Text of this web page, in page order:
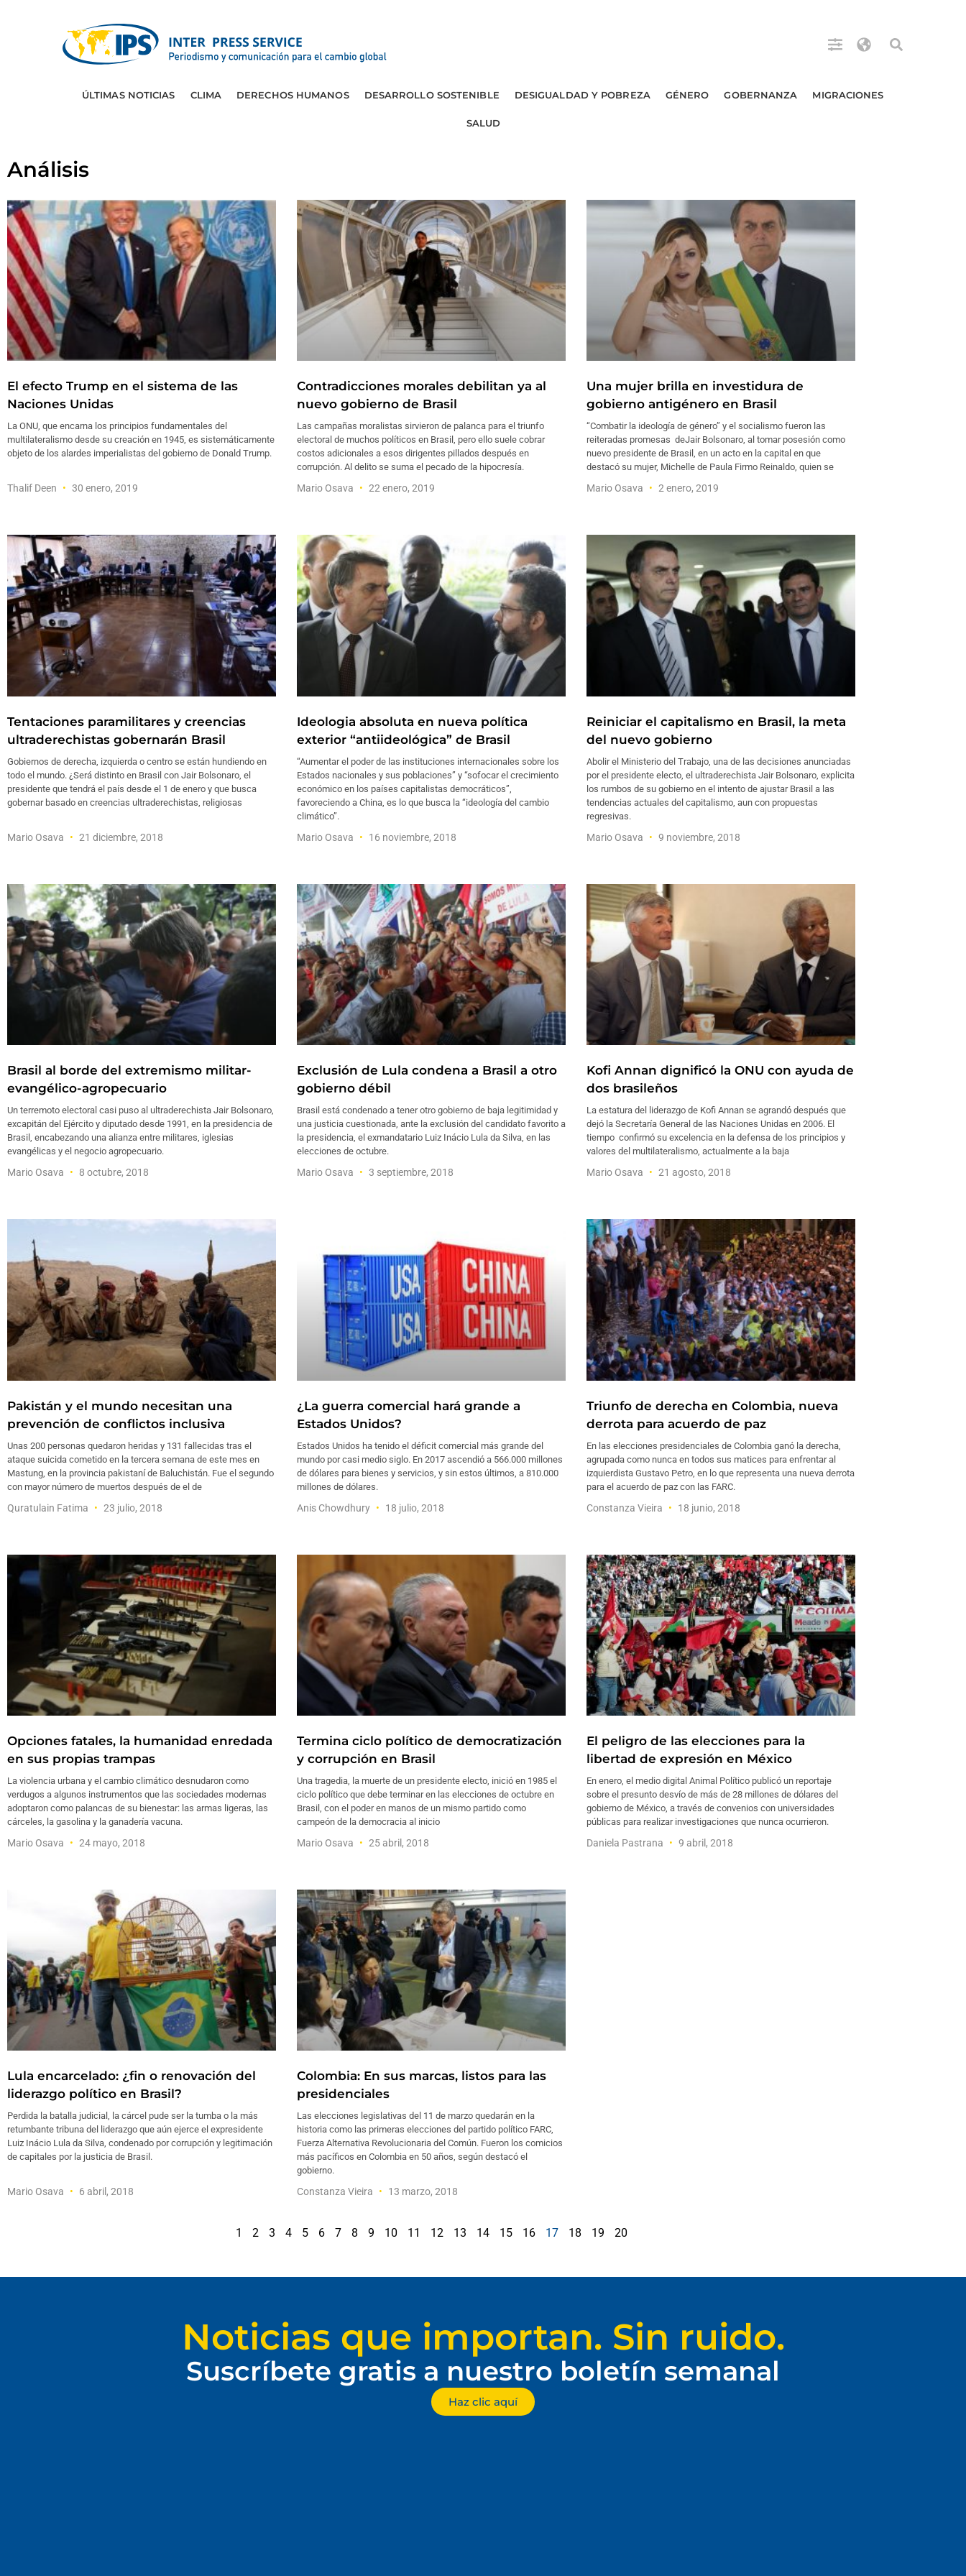
ÚLTIMAS NOTICIAS CLIMA DERECHOS HUMANOS DESARROLLO SOSTENIBLE DESIGUALDAD Y POBREZA GÉNERO GOBERNANZA MIGRACIONES
SALUD
Análisis
El efecto Trump en el sistema de las
Naciones Unidas
La ONU, que encarna los principios fundamentales del
multilateralismo desde su creación en 1945, es sistemáticamente
objeto de los alardes imperialistas del gobierno de Donald Trump.
Thalif Deen 30 enero, 2019
Contradicciones morales debilitan ya al
nuevo gobierno de Brasil
Las campañas moralistas sirvieron de palanca para el triunfo
electoral de muchos políticos en Brasil, pero ello suele cobrar
costos adicionales a esos dirigentes pillados después en
corrupción. Al delito se suma el pecado de la hipocresía.
Mario Osava 22 enero, 2019
Una mujer brilla en investidura de
gobierno antigénero en Brasil
“Combatir la ideología de género” y el socialismo fueron las
reiteradas promesas deJair Bolsonaro, al tomar posesión como
nuevo presidente de Brasil, en un acto en la capital en que
destacó su mujer, Michelle de Paula Firmo Reinaldo, quien se
Mario Osava 2 enero, 2019
Tentaciones paramilitares y creencias
ultraderechistas gobernarán Brasil
Gobiernos de derecha, izquierda o centro se están hundiendo en
todo el mundo. ¿Será distinto en Brasil con Jair Bolsonaro, el
presidente que tendrá el país desde el 1 de enero y que busca
gobernar basado en creencias ultraderechistas, religiosas
Mario Osava 21 diciembre, 2018
Ideologia absoluta en nueva política
exterior “antiideológica” de Brasil
“Aumentar el poder de las instituciones internacionales sobre los
Estados nacionales y sus poblaciones” y “sofocar el crecimiento
económico en los países capitalistas democráticos”,
favoreciendo a China, es lo que busca la “ideología del cambio
climático”.
Mario Osava 16 noviembre, 2018
Reiniciar el capitalismo en Brasil, la meta
del nuevo gobierno
Abolir el Ministerio del Trabajo, una de las decisiones anunciadas
por el presidente electo, el ultraderechista Jair Bolsonaro, explicita
los rumbos de su gobierno en el intento de ajustar Brasil a las
tendencias actuales del capitalismo, aun con propuestas
regresivas.
Mario Osava 9 noviembre, 2018
Brasil al borde del extremismo militar-
evangélico-agropecuario
Un terremoto electoral casi puso al ultraderechista Jair Bolsonaro,
excapitán del Ejército y diputado desde 1991, en la presidencia de
Brasil, encabezando una alianza entre militares, iglesias
evangélicas y el negocio agropecuario.
Mario Osava 8 octubre, 2018
Exclusión de Lula condena a Brasil a otro
gobierno débil
Brasil está condenado a tener otro gobierno de baja legitimidad y
una justicia cuestionada, ante la exclusión del candidato favorito a
la presidencia, el exmandatario Luiz Inácio Lula da Silva, en las
elecciones de octubre.
Mario Osava 3 septiembre, 2018
Kofi Annan dignificó la ONU con ayuda de
dos brasileños
La estatura del liderazgo de Kofi Annan se agrandó después que
dejó la Secretaría General de las Naciones Unidas en 2006. El
tiempo confirmó su excelencia en la defensa de los principios y
valores del multilateralismo, actualmente a la baja
Mario Osava 21 agosto, 2018
Pakistán y el mundo necesitan una
prevención de conflictos inclusiva
Unas 200 personas quedaron heridas y 131 fallecidas tras el
ataque suicida cometido en la tercera semana de este mes en
Mastung, en la provincia pakistaní de Baluchistán. Fue el segundo
con mayor número de muertos después de el de
Quratulain Fatima 23 julio, 2018
¿La guerra comercial hará grande a
Estados Unidos?
Estados Unidos ha tenido el déficit comercial más grande del
mundo por casi medio siglo. En 2017 ascendió a 566.000 millones
de dólares para bienes y servicios, y sin estos últimos, a 810.000
millones de dólares.
Anis Chowdhury 18 julio, 2018
Triunfo de derecha en Colombia, nueva
derrota para acuerdo de paz
En las elecciones presidenciales de Colombia ganó la derecha,
agrupada como nunca en todos sus matices para enfrentar al
izquierdista Gustavo Petro, en lo que representa una nueva derrota
para el acuerdo de paz con las FARC.
Constanza Vieira 18 junio, 2018
Opciones fatales, la humanidad enredada
en sus propias trampas
La violencia urbana y el cambio climático desnudaron como
verdugos a algunos instrumentos que las sociedades modernas
adoptaron como palancas de su bienestar: las armas ligeras, las
cárceles, la gasolina y la ganadería vacuna.
Mario Osava 24 mayo, 2018
Termina ciclo político de democratización
y corrupción en Brasil
Una tragedia, la muerte de un presidente electo, inició en 1985 el
ciclo político que debe terminar en las elecciones de octubre en
Brasil, con el poder en manos de un mismo partido como
campeón de la democracia al inicio
Mario Osava 25 abril, 2018
El peligro de las elecciones para la
libertad de expresión en México
En enero, el medio digital Animal Político publicó un reportaje
sobre el presunto desvío de más de 28 millones de dólares del
gobierno de México, a través de convenios con universidades
públicas para realizar investigaciones que nunca ocurrieron.
Daniela Pastrana 9 abril, 2018
Lula encarcelado: ¿fin o renovación del
liderazgo político en Brasil?
Perdida la batalla judicial, la cárcel pude ser la tumba o la más
retumbante tribuna del liderazgo que aún ejerce el expresidente
Luiz Inácio Lula da Silva, condenado por corrupción y legitimación
de capitales por la justicia de Brasil.
Mario Osava 6 abril, 2018
Colombia: En sus marcas, listos para las
presidenciales
Las elecciones legislativas del 11 de marzo quedarán en la
historia como las primeras elecciones del partido político FARC,
Fuerza Alternativa Revolucionaria del Común. Fueron los comicios
más pacíficos en Colombia en 50 años, según destacó el
gobierno.
Constanza Vieira 13 marzo, 2018
1 2 3 4 5 6 7 8 9 10 11 12 13 14 15 16 17 18 19 20
Noticias que importan. Sin ruido.
Suscríbete gratis a nuestro boletín semanal
Haz clic aquí